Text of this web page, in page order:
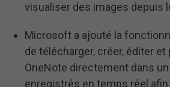
visualiser des images depuis
Microsoft a ajouté la
de télécharger, créer, éditer
OneNote directement dans
enregistrés en temps réel